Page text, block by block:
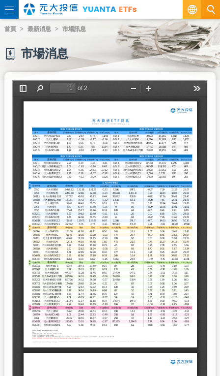
繁
EN
首頁 最新消息 市場訊息
市場消息